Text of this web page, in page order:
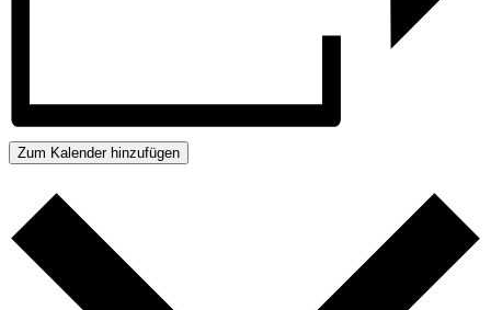
Zum Kalender hinzufügen